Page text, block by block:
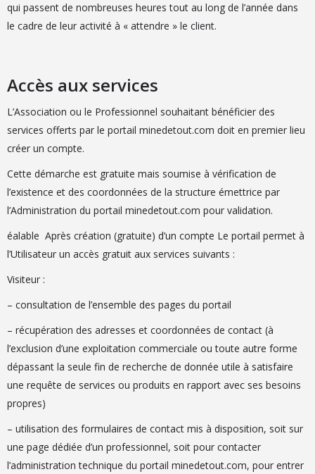
qui passent de nombreuses heures tout au long de l’année dans
le cadre de leur activité à « attendre » le client.
Accès aux services
L’Association ou le Professionnel souhaitant bénéficier des
services offerts par le portail minedetout.com doit en premier lieu
créer un compte.
Cette démarche est gratuite mais soumise à vérification de
l’existence et des coordonnées de la structure émettrice par
l’Administration du portail minedetout.com pour validation.
éalable Après création (gratuite) d’un compte Le portail permet à
l’Utilisateur un accès gratuit aux services suivants :
Visiteur :
– consultation de l’ensemble des pages du portail
– récupération des adresses et coordonnées de contact (à
l’exclusion d’une exploitation commerciale ou toute autre forme
dépassant la seule fin de recherche de donnée utile à satisfaire
une requête de services ou produits en rapport avec ses besoins
propres)
– utilisation des formulaires de contact mis à disposition, soit sur
une page dédiée d’un professionnel, soit pour contacter
l’administration technique du portail minedetout.com, pour entrer